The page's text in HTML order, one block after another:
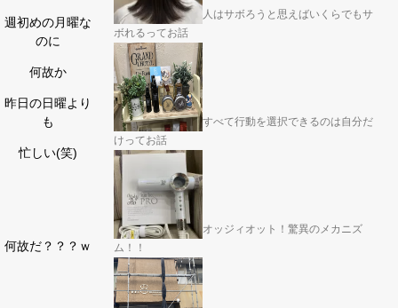
週初めの月曜な
のに
何故か
昨日の日曜より
も
忙しい(笑)
何故だ？？？ｗ
人はサボろうと思えばいくらでもサ
ボれるってお話
すべて行動を選択できるのは自分だ
けってお話
オッジィオット！驚異のメカニズ
ム！！